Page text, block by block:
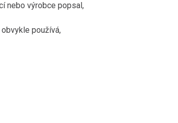
nebo výrobce popsal,
používá,